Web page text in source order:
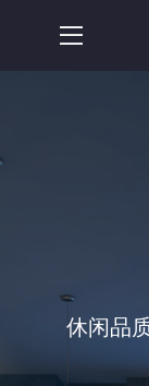
休闲品